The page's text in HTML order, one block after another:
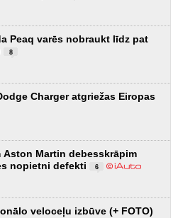
Peaq varēs nobraukt līdz pat
8
Charger atgriežas Eiropas
Aston Martin debesskrāpim
nopietni defekti
6
veloceļu izbūve (+ FOTO)